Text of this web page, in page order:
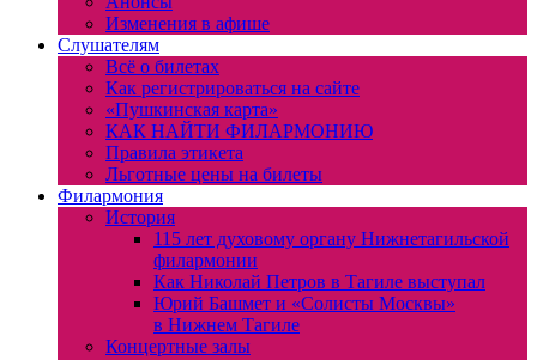
Изменения в афише
Слушателям
Всё о билетах
Как регистрироваться на сайте
«Пушкинская карта»
КАК НАЙТИ ФИЛАРМОНИЮ
Правила этикета
Льготные цены на билеты
Филармония
История
115 лет духовому органу Нижнетагильской
филармонии
Как Николай Петров в Тагиле выступал
Юрий Башмет и «Солисты Москвы»
в Нижнем Тагиле
Концертные залы